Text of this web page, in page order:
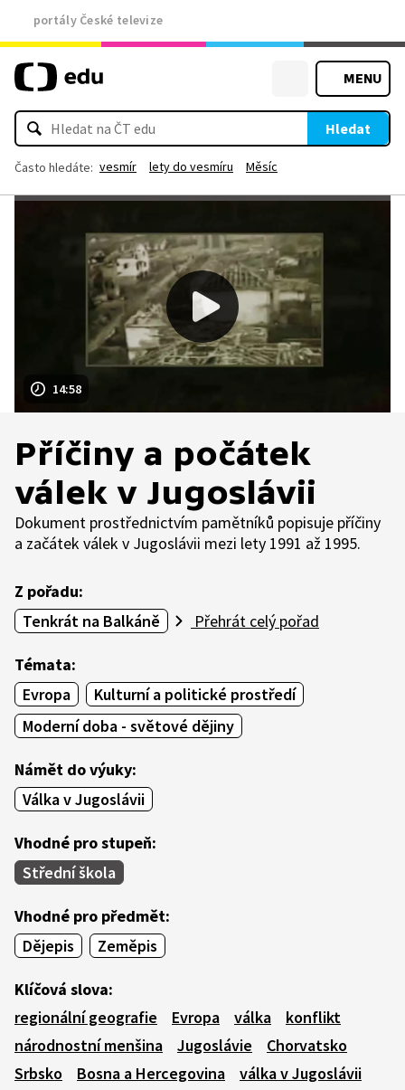
portály České televize
MENU
Hledat
Často hledáte: vesmír lety do vesmíru Měsíc
14:58
Příčiny a počátek
válek v Jugoslávii
Dokument prostřednictvím pamětníků popisuje příčiny
a začátek válek v Jugoslávii mezi lety 1991 až 1995.
Z pořadu:
Tenkrát na Balkáně
Přehrát celý pořad
Témata:
Evropa
Kulturní a politické prostředí
Moderní doba - světové dějiny
Námět do výuky:
Válka v Jugoslávii
Vhodné pro stupeň:
Střední škola
Vhodné pro předmět:
Dějepis
Zeměpis
Klíčová slova:
regionální geografie
Evropa válka
konflikt
národnostní menšina
Jugoslávie
Chorvatsko
Srbsko
Bosna a Hercegovina
válka v Jugoslávii